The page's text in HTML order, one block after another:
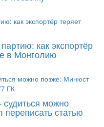
как экспортёр
в Монголию
можно
статью